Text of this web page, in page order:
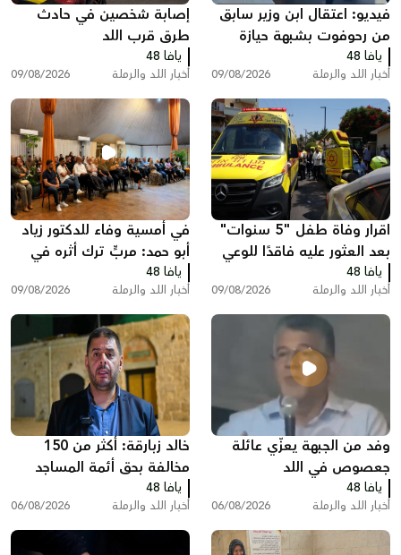
فيديو: اعتقال ابن وزير سابق
من رحوفوت بشبهة حيازة
مسدس غير مرخص قرب
الرملة
يافا 48
أخبار اللد والرملة 09/08/2026
إصابة شخصين في حادث
طرق قرب اللد
يافا 48
أخبار اللد والرملة 09/08/2026
اقرار وفاة طفل "5 سنوات"
بعد العثور عليه فاقدًا للوعي
داخل سيارة في اللد
يافا 48
أخبار اللد والرملة 09/08/2026
في أمسية وفاء للدكتور زياد
أبو حمد: مربٍّ ترك أثره في
العقول والقلوب وحمل ذاكرة
اللد معه
يافا 48
أخبار اللد والرملة 09/08/2026
وفد من الجبهة يعزّي عائلة
جعصوص في اللد
يافا 48
أخبار اللد والرملة 06/08/2026
خالد زبارقة: أكثر من 150
مخالفة بحق أئمة المساجد
بسبب رفع الأذان في اللد
يافا 48
أخبار اللد والرملة 06/08/2026